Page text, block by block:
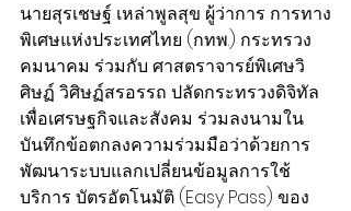
นายสุรเชษฐ์ เหล่าพูลสุข ผู้ว่าการ การทาง
พิเศษแห่งประเทศไทย (กทพ.) กระทรวง
คมนาคม ร่วมกับ ศาสตราจารย์พิเศษวิ
ศิษฏ์ วิศิษฏ์สรอรรถ ปลัดกระทรวงดิจิทัล
เพื่อเศรษฐกิจและสังคม ร่วมลงนามใน
บันทึกข้อตกลงความร่วมมือว่าด้วยการ
พัฒนาระบบแลกเปลี่ยนข้อมูลการใช้
บริการ บัตรอัตโนมัติ (Easy Pass) ของ